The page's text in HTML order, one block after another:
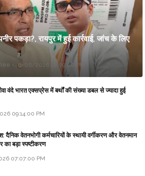
पकड़ा?, रायपुर में हुई कार्रवाई, जांच के लिए
8/06/2026 10:09:00 PM
वंदे भारत एक्सप्रेस में बर्थों की संख्या डबल से ज्यादा हुई
09:14:00 PM
दैनिक वेतनभोगी कर्मचारियों के स्थायी वर्गीकरण और वेतनमान
का बड़ा स्पष्टीकरण
07:07:00 PM